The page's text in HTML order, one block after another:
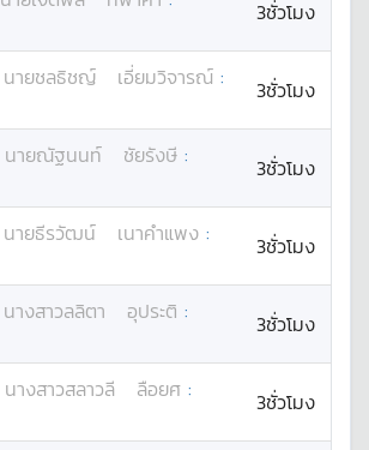
3ชั่วโมง
นายชลธิชญ์ เอี่ยมวิจารณ์ :
3ชั่วโมง
นายณัฐนนท์ ชัยรังษี :
3ชั่วโมง
นายธีรวัฒน์ เนาคำแพง :
3ชั่วโมง
นางสาวลลิตา อุประติ :
3ชั่วโมง
นางสาวสลาวลี ลือยศ :
3ชั่วโมง